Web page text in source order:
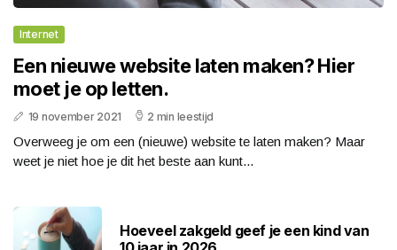
Internet
Een nieuwe website laten maken? Hier
moet je op letten.
19 november 2021 2 min leestijd
Overweeg je om een (nieuwe) website te laten maken? Maar
weet je niet hoe je dit het beste aan kunt...
Hoeveel zakgeld geef je een kind van